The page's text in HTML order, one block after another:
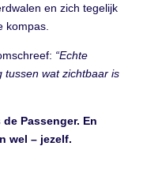
en zich tegelijk
kompas.
“Echte
tussen wat zichtbaar is
Passenger. En
wel – jezelf.